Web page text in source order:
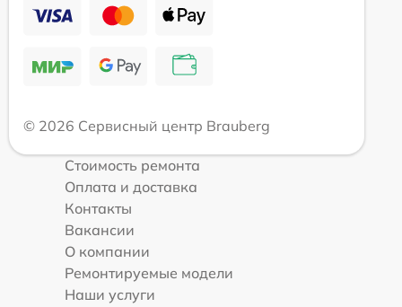
© 2026 Сервисный центр Brauberg
Стоимость ремонта
Оплата и доставка
Контакты
Вакансии
О компании
Ремонтируемые модели
Наши услуги